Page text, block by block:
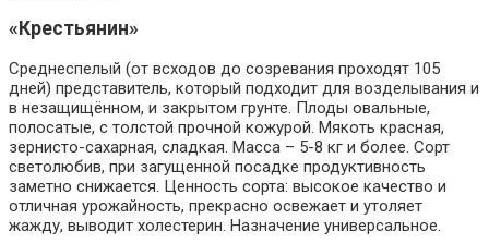
«Крестьянин»
Среднеспелый (от всходов до созревания проходят 105
дней) представитель, который подходит для возделывания и
в незащищённом, и закрытом грунте. Плоды овальные,
полосатые, с толстой прочной кожурой. Мякоть красная,
зернисто-сахарная, сладкая. Масса – 5-8 кг и более. Сорт
светолюбив, при загущенной посадке продуктивность
заметно снижается. Ценность сорта: высокое качество и
отличная урожайность, прекрасно освежает и утоляет
жажду, выводит холестерин. Назначение универсальное.